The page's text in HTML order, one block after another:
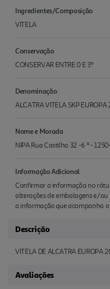
Ingredientes/Composição
VITELA
Conservação
CONSERVAR ENTRE 0 E 3º
Denominação
ALCATRA VITELA SKP EUROPA
Nome e Morada
NIPA Rua Castilho 32 -6 º -
Informação Adicional
Confirmar a informação no
alterações de embalagens e/ou
a informação que acompanha o
Descrição
VITELA DE ALCATRA EUROPA
Avaliações